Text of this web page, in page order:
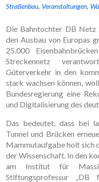
Straßenbau Veranstaltungen
Die Bahntochter DB Netz
den Ausbau von Europas
25.000
Streckennetz
Güterverkehr in den
stark wachsen können,
Bundesregierung eine
und Digitalisierung des
Das bedeutet, dass bei
Tunnel und Brücken
Mammutaufgabe holt sich
der Wissenschaft. In den
am Institut für
Stiftungsprofessur „DB